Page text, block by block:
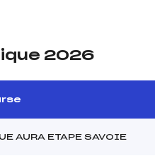
2026
AURA ETAPE SAVOIE